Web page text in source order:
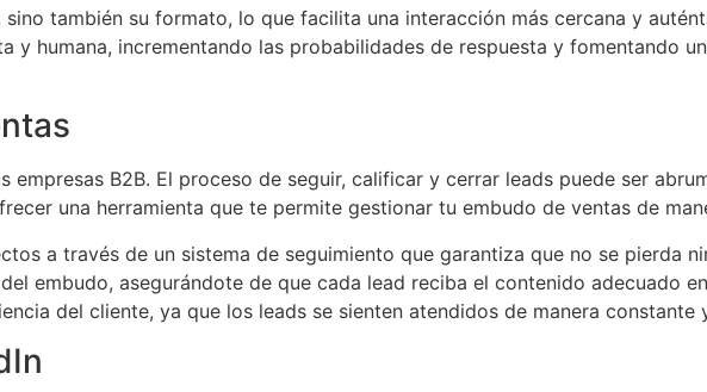
también su formato, lo que facilita una interacción más cercana y
y humana, incrementando las probabilidades de respuesta y fomentando
empresas B2B. El proceso de seguir, calificar y cerrar leads puede ser
una herramienta que te permite gestionar tu embudo de ventas de
a través de un sistema de seguimiento que garantiza que no se pierda
embudo, asegurándote de que cada lead reciba el contenido adecuado
del cliente, ya que los leads se sienten atendidos de manera constante